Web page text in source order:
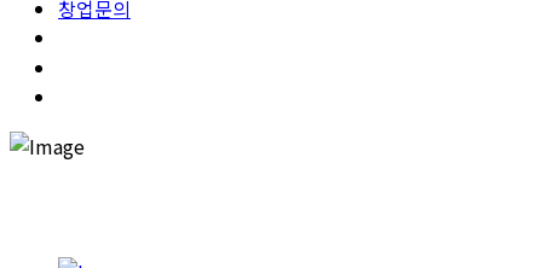
창업문의